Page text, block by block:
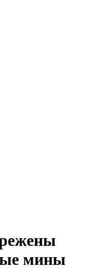
мины